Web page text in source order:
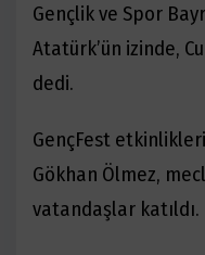
Gençlik ve Spor
Atatürk’ün izinde,
dedi.
GençFest
Gökhan Ölmez,
vatandaşlar katıldı.